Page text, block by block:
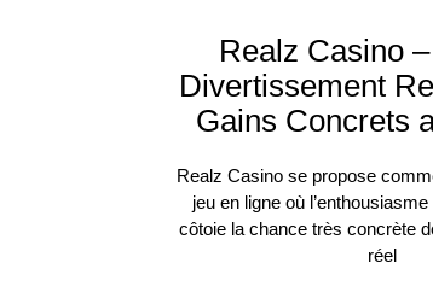
Realz Casino
Divertissement
Gains Concrets
Realz Casino se propose
jeu en ligne où
côtoie la chance très concrète
réel